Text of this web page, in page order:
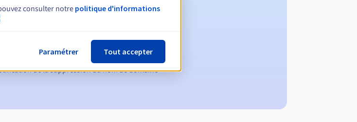
suspension du nom de domaine
de la suppression du nom de domaine
consulter notrepolitique d'informations
Paramétrer Tout accepter